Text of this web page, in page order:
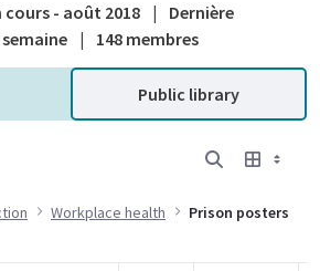
cours - août 2018 |
Dernière
| 148 membres
Public library
Workplace health Prison posters